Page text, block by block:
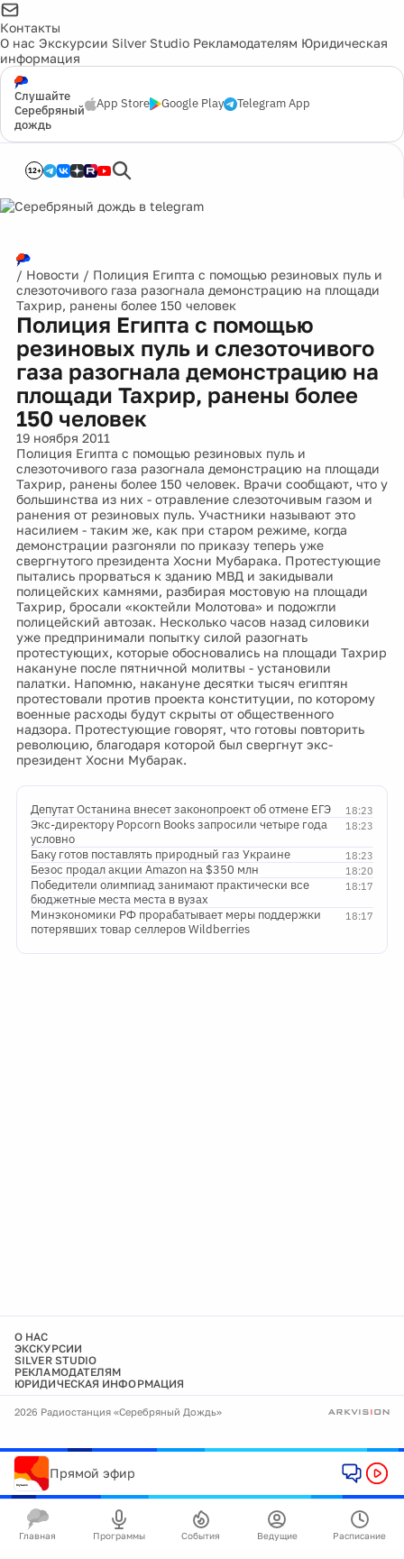
Контакты
О нас Экскурсии Silver Studio Рекламодателям Юридическая
информация
Слушайте
Серебряный
дождь
App Store Google Play Telegram App
12+
/ Новости / Полиция Египта с помощью резиновых пуль и
слезоточивого газа разогнала демонстрацию на площади
Тахрир, ранены более 150 человек
Полиция Египта с помощью
резиновых пуль и слезоточивого
газа разогнала демонстрацию на
площади Тахрир, ранены более
150 человек
19 ноября 2011
Полиция Египта с помощью резиновых пуль и
слезоточивого газа разогнала демонстрацию на площади
Тахрир, ранены более 150 человек. Врачи сообщают, что у
большинства из них - отравление слезоточивым газом и
ранения от резиновых пуль. Участники называют это
насилием - таким же, как при старом режиме, когда
демонстрации разгоняли по приказу теперь уже
свергнутого президента Хосни Мубарака. Протестующие
пытались прорваться к зданию МВД и закидывали
полицейских камнями, разбирая мостовую на площади
Тахрир, бросали «коктейли Молотова» и подожгли
полицейский автозак. Несколько часов назад силовики
уже предпринимали попытку силой разогнать
протестующих, которые обосновались на площади Тахрир
накануне после пятничной молитвы - установили
палатки. Напомню, накануне десятки тысяч египтян
протестовали против проекта конституции, по которому
военные расходы будут скрыты от общественного
надзора. Протестующие говорят, что готовы повторить
революцию, благодаря которой был свергнут экс-
президент Хосни Мубарак.
18:23
Депутат Останина внесет законопроект об отмене ЕГЭ
18:23
Экс-директору Popcorn Books запросили четыре года
условно
18:23
Баку готов поставлять природный газ Украине
18:20
Безос продал акции Amazon на $350 млн
18:17
Победители олимпиад занимают практически все
бюджетные места места в вузах
18:17
Минэкономики РФ прорабатывает меры поддержки
потерявших товар селлеров Wildberries
О НАС
ЭКСКУРСИИ
SILVER STUDIO
РЕКЛАМОДАТЕЛЯМ
ЮРИДИЧЕСКАЯ ИНФОРМАЦИЯ
2026 Радиостанция «Серебряный Дождь»
Прямой эфир
Главная Программы События Ведущие Расписание